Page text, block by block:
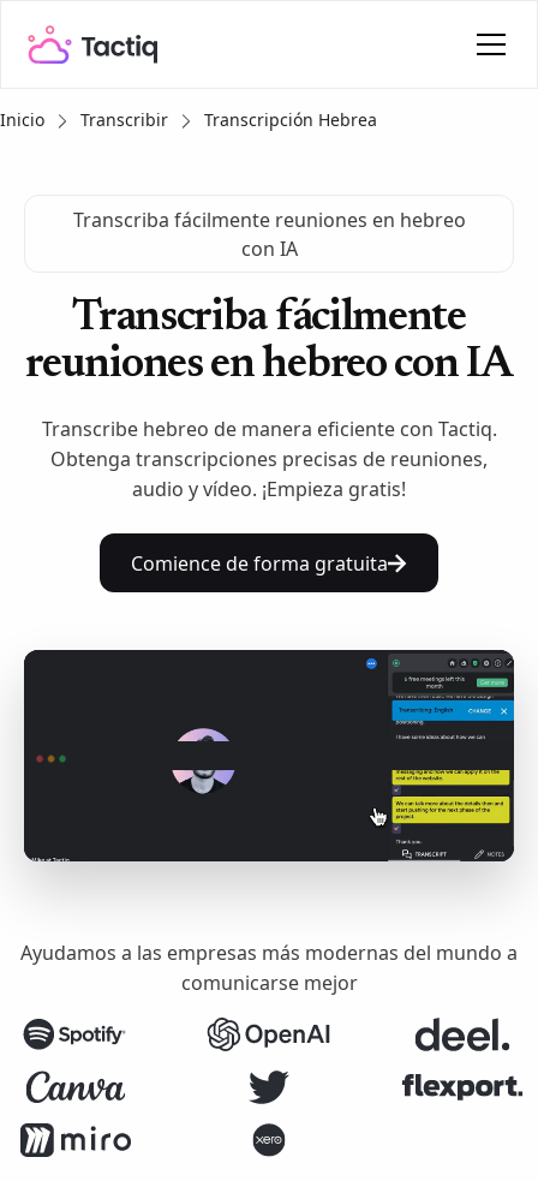
Inicio Transcribir Transcripción Hebrea
Transcriba fácilmente reuniones en hebreo
con IA
Transcriba fácilmente
reuniones en hebreo con IA
Transcribe hebreo de manera eficiente con Tactiq.
Obtenga transcripciones precisas de reuniones,
audio y vídeo. ¡Empieza gratis!
Comience de forma gratuita
Ayudamos a las empresas más modernas del mundo a
comunicarse mejor